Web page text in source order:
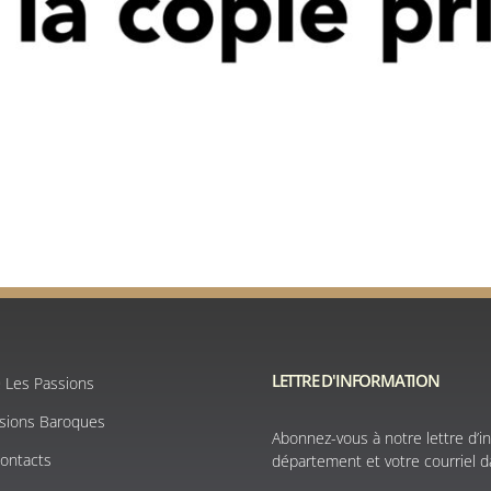
Passions
Baroques
LETTRE D'INFORMATION
Abonnez-vous à notre lettre
département et votre courriel